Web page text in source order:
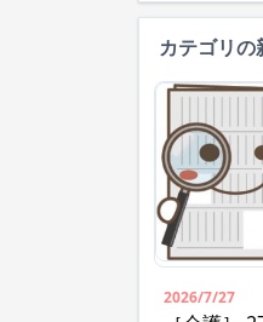
カテゴリの
2026/7/27